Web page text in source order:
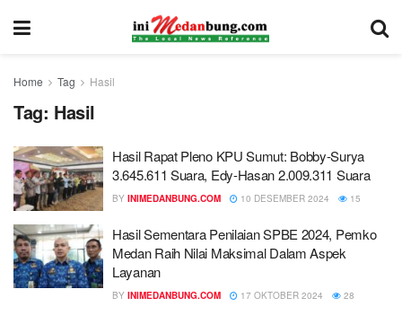
Home Tag Hasil
Tag: Hasil
Hasil Rapat Pleno KPU Sumut: Bobby-Surya
3.645.611 Suara, Edy-Hasan 2.009.311 Suara
BY INIMEDANBUNG.COM 10 DESEMBER 2024 15
Hasil Sementara Penilaian SPBE 2024, Pemko
Medan Raih Nilai Maksimal Dalam Aspek
Layanan
BY INIMEDANBUNG.COM 17 OKTOBER 2024 28